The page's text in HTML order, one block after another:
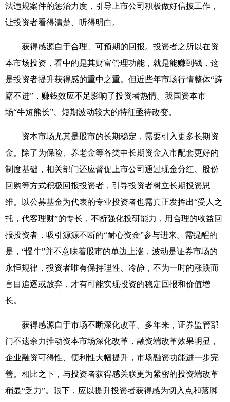
法违规案件的惩治力度，引导上市公司积极做好信披工作，
让投资者看得清楚、听得明白。
获得感源自于合理、可预期的回报。投资者之所以在资
本市场投资，看中的是其财富管理功能，就是能赚到钱，这
是投资者提升获得感的重中之重。但近些年市场行情整体“踌
躇不进”，赚钱效应不足影响了投资者热情。我国资本市
场“牛短熊长”、短期波动较大的特征亟待改变。
资本市场尤其是股市的长期稳定，需要引入更多长期资
金。除了为保险、养老金等各类中长期资金入市配套更好的
制度基础，相关部门还应督促上市公司通过现金分红、股份
回购等方式积极回报投资者，引导投资者树立长期投资思
维。以公募基金为代表的专业投资者也需真正发挥出“受人之
托，代客理财”的专长，不断强化投研能力，用合理的收益回
报投资者，吸引源源不断的“耐心资金”参与进来。需提醒的
是，“慢牛”并不意味着股市的单边上涨，波动是证券市场的
永恒规律，投资者唯有保持理性、冷静，不为一时的涨跌而
盲目追逐或放弃，才有可能实现投资的稳定回报和价值增
长。
获得感源自于市场不断深化改革。多年来，证券监管部
门不遗余力推动资本市场深化改革，融资端改革效果明显，
企业融资可得性、便利性大幅提升，市场融资功能进一步完
善。相比之下，与投资者获得感关联更为紧密的投资端改革
稍显“乏力”。眼下，应以提升投资者获得感为切入点和落脚